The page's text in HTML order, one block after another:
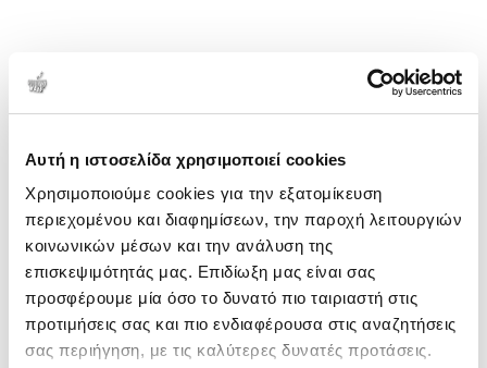
Αυτή η ιστοσελίδα χρησιμοποιεί cookies
Χρησιμοποιούμε cookies για την εξατομίκευση
περιεχομένου και διαφημίσεων, την παροχή λειτουργιών
κοινωνικών μέσων και την ανάλυση της
επισκεψιμότητάς μας. Επιδίωξη μας είναι σας
προσφέρουμε μία όσο το δυνατό πιο ταιριαστή στις
προτιμήσεις σας και πιο ενδιαφέρουσα στις αναζητήσεις
σας περιήγηση, με τις καλύτερες δυνατές προτάσεις.